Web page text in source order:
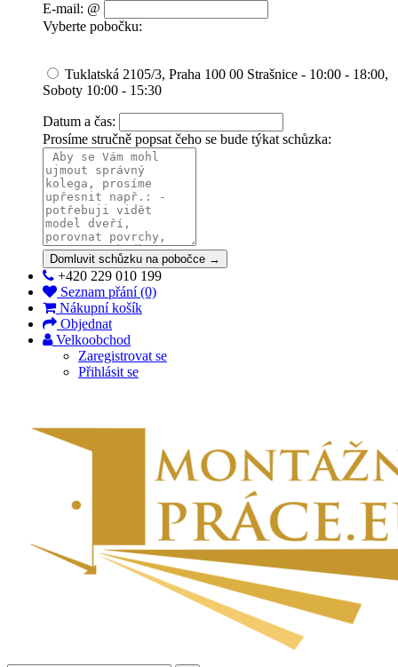
E-mail: @
Vyberte pobočku:
Tuklatská 2105/3, Praha 100 00 Strašnice - 10:00 - 18:00,
Soboty 10:00 - 15:30
Datum a čas:
Prosíme stručně popsat čeho se bude týkat schůzka:
Domluvit schůzku na pobočce →
+420 229 010 199
Seznam přání (0)
Nákupní košík
Objednat
Velkoobchod
Zaregistrovat se
Přihlásit se